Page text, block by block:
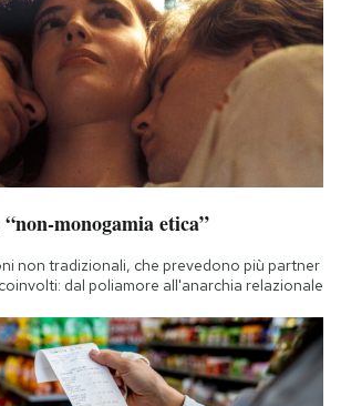
monogamia etica”
non tradizionali, che prevedono più partner
dal poliamore all'anarchia relazionale